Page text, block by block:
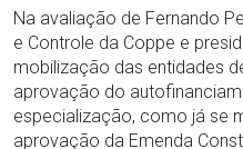
Na avaliação de Fernando
e Controle da Coppe e
mobilização das entidades
aprovação do
especialização, como já se
aprovação da Emenda